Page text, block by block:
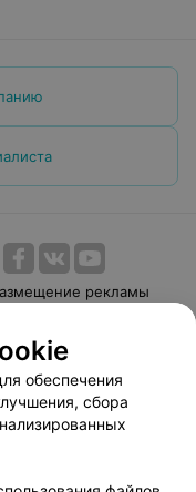
рекламы
Способы оплаты
103.by
обеспечения
сбора